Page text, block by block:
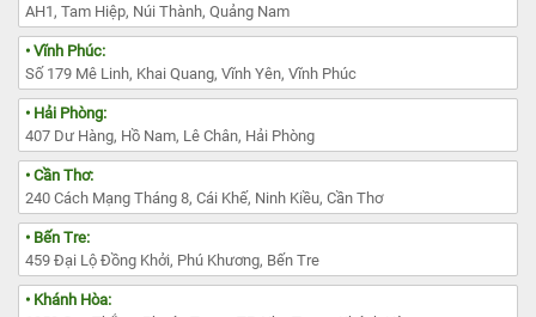
AH1, Tam Hiệp, Núi Thành, Quảng Nam
• Vĩnh Phúc:
Số 179 Mê Linh, Khai Quang, Vĩnh Yên, Vĩnh Phúc
• Hải Phòng:
407 Dư Hàng, Hồ Nam, Lê Chân, Hải Phòng
• Cần Thơ:
240 Cách Mạng Tháng 8, Cái Khế, Ninh Kiều, Cần Thơ
• Bến Tre:
459 Đại Lộ Đồng Khởi, Phú Khương, Bến Tre
• Khánh Hòa: